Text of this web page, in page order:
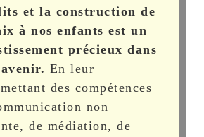
et la construction de
à nos enfants est un
précieux dans
En leur
des compétences
non
de médiation, de